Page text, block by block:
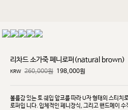
리차드 소가죽 페니로퍼(natural brown)
KRW 260,000원 198,000원
볼륨감 있는 토 쉐입 앞코를 따라 U자 형태의 스티치
로퍼입 니다. 입체적인 페니장식, 그리고 핸드메이